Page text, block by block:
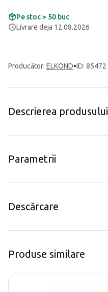
Pe stoc > 50 buc
Livrare deja 12.08.2026
Producător: ELKOND•ID: 85472
Descrierea produsului
Parametrii
Descărcare
Produse similare